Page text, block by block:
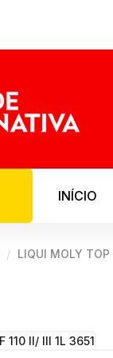
INÍCIO
LIQUI MOLY TOP